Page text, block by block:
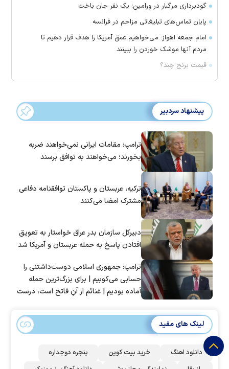
گودبرداری مرگبار در ورامین؛ یک نفر جان باخت
پایان تماس‌های تبلیغاتی مزاحم در فرانسه
امام جمعه اهواز: می‌خواهیم عمق آمریکا را هدف قرار دهیم تا
مردم آنها موشک خوردن را ببینند
قیمت برنج چند؟
پیشنهاد سردبیر
ترامپ: مقامات ایرانی نمی‌خواهند ضربه
بخورند؛ می‌خواهند به توافق برسند
ترکیه، عربستان و پاکستان توافقنامه دفاعی
مشترک امضا می‌کنند
دبیرکل سازمان بدر عراق خواستار به تعویق
افتادن پاسخ به حمله عربستان و آمریکا شد
ترامپ: جمهوری اسلامی دوست‌داشتنی را
حسابی می‌کوبیم | برای بزرگ‌ترین حمله
آماده بودیم | غنائم از آنِ فاتح است، درست
لینک های مفید
دانلود اهنگ خرید بیت کوین
پنجره دوجداره